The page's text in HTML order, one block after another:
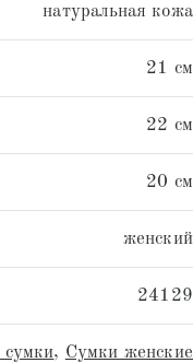
натуральная кожа
21 см
22 см
20 см
женский
24129
сумки, Сумки женские